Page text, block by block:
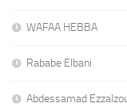
WAFAA HEBBA
Rababe Elbani
Abdessamad